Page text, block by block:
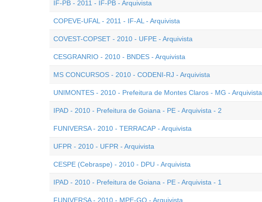
IF-PB - 2011 - IF-PB - Arquivista
COPEVE-UFAL - 2011 - IF-AL - Arquivista
COVEST-COPSET - 2010 - UFPE - Arquivista
CESGRANRIO - 2010 - BNDES - Arquivista
MS CONCURSOS - 2010 - CODENI-RJ - Arquivista
UNIMONTES - 2010 - Prefeitura de Montes Claros - MG - Arquivista
IPAD - 2010 - Prefeitura de Goiana - PE - Arquivista - 2
FUNIVERSA - 2010 - TERRACAP - Arquivista
UFPR - 2010 - UFPR - Arquivista
CESPE (Cebraspe) - 2010 - DPU - Arquivista
IPAD - 2010 - Prefeitura de Goiana - PE - Arquivista - 1
FUNIVERSA - 2010 - MPE-GO - Arquivista